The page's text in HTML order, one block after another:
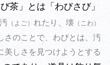
茶」とは「わびさび」
（よご） れたり、壊 （こわ）
さのことで、わびとは、汚
美しさを見つけようとする